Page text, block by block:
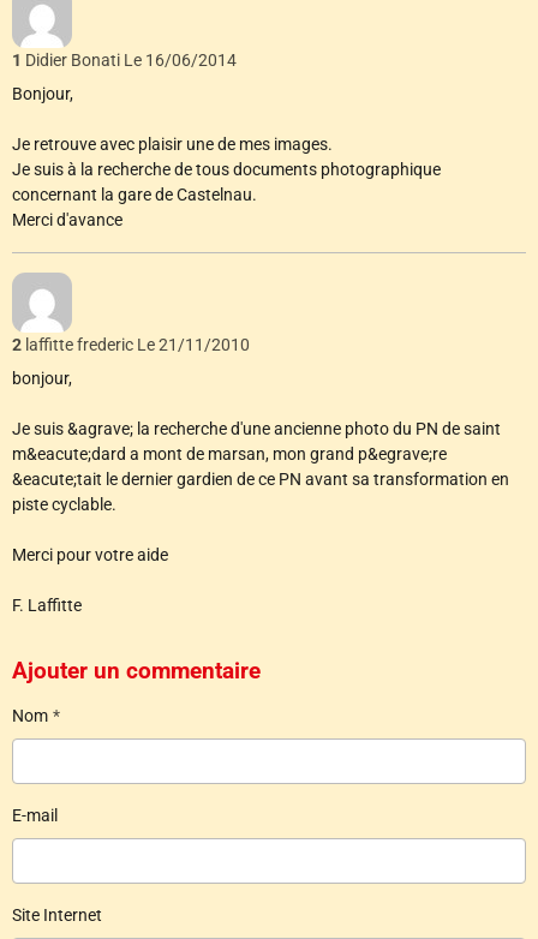
1 Didier Bonati Le 16/06/2014
Bonjour,
Je retrouve avec plaisir une de mes images.
Je suis à la recherche de tous documents photographique
concernant la gare de Castelnau.
Merci d'avance
2 laffitte frederic Le 21/11/2010
bonjour,
Je suis &agrave; la recherche d'une ancienne photo du PN de saint
m&eacute;dard a mont de marsan, mon grand p&egrave;re
&eacute;tait le dernier gardien de ce PN avant sa transformation en
piste cyclable.
Merci pour votre aide
F. Laffitte
Ajouter un commentaire
Nom
E-mail
Site Internet